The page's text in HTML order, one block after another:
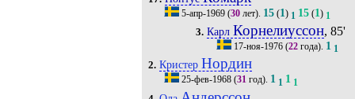
5-апр-1969(30лет). 15(1) 1 15(1) 1
3. Карл Корнелиуссон, 85'
17-ноя-1976 (22 года). 1 1
2. Кристер Нордин
25-фев-1968(31год). 1 1 1 1